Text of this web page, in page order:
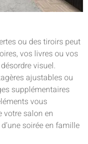
ou des tiroirs peut
vos livres ou vos
visuel.
ajustables ou
supplémentaires
vous
votre salon en
soirée en famille